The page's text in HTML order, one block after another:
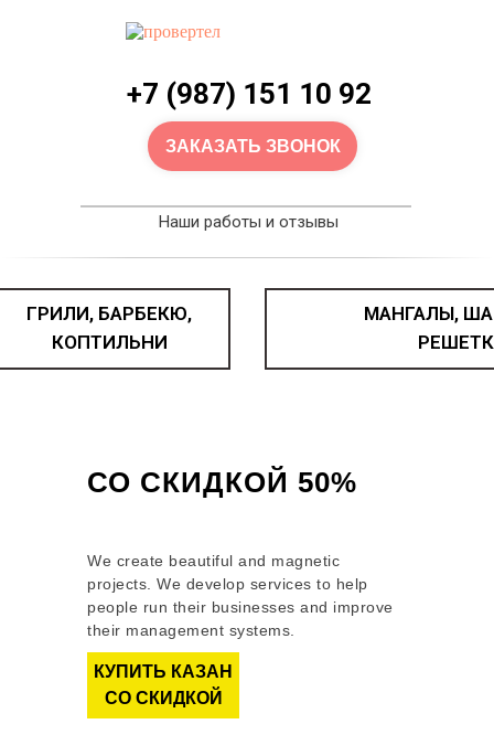
+7 (987) 151 10 92
Наши работы и отзывы
ЗАКАЗАТЬ ЗВОНОК
Как получить скидку?
ГРИЛИ, БАРБЕКЮ,
КОПТИЛЬНИ
МАНГАЛЫ,
СО СКИДКОЙ 50%
We create beautiful and magnetic
projects. We develop services to help
people run their businesses and improve
their management systems.
КУПИТЬ КАЗАН
СО СКИДКОЙ